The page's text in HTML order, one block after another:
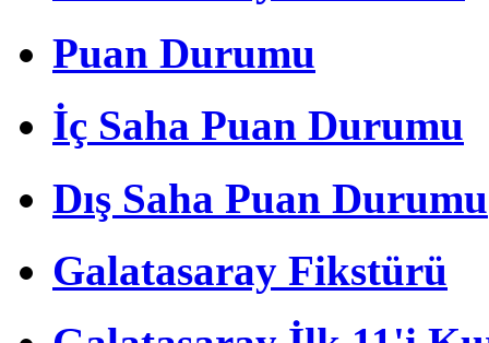
Puan Durumu
İç Saha Puan Durumu
Dış Saha Puan Durumu
Galatasaray Fikstürü